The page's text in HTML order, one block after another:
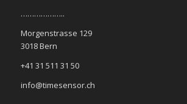
………………..
Morgenstrasse 129
3018 Bern
+41 31 511 31 50
info@timesensor.ch